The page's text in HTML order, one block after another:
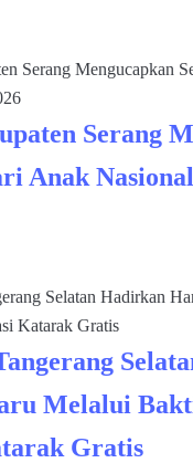
Serang
Anak
Melalui
Gratis